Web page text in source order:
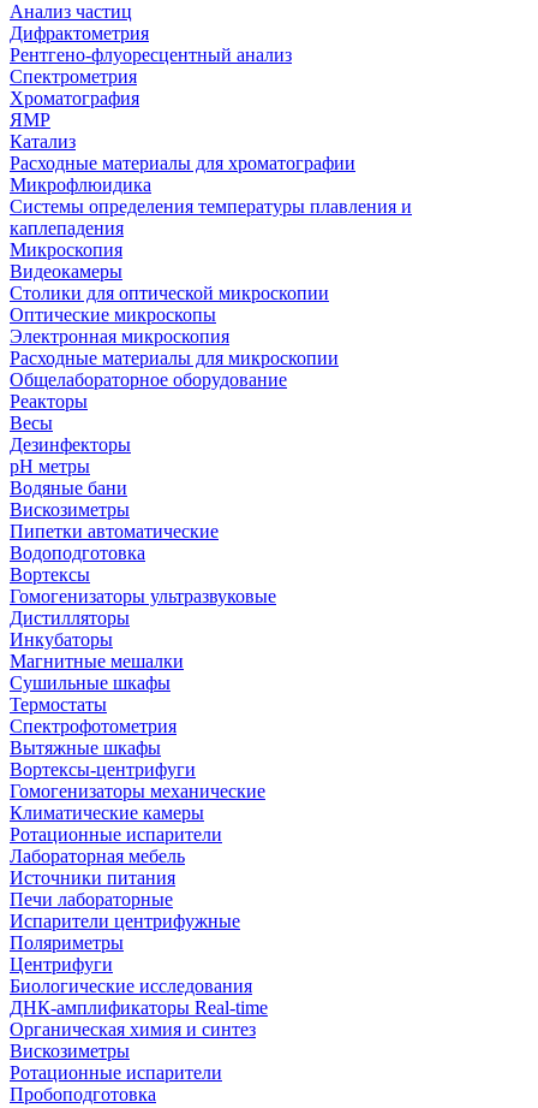
Анализ частиц
Дифрактометрия
Рентгено-флуоресцентный анализ
Спектрометрия
Хроматография
ЯМР
Катализ
Расходные материалы для хроматографии
Микрофлюидика
Системы определения температуры плавления и
каплепадения
Микроскопия
Видеокамеры
Столики для оптической микроскопии
Оптические микроскопы
Электронная микроскопия
Расходные материалы для микроскопии
Общелабораторное оборудование
Реакторы
Весы
Дезинфекторы
рН метры
Водяные бани
Вискозиметры
Пипетки автоматические
Водоподготовка
Вортексы
Гомогенизаторы ультразвуковые
Дистилляторы
Инкубаторы
Магнитные мешалки
Сушильные шкафы
Термостаты
Спектрофотометрия
Вытяжные шкафы
Вортексы-центрифуги
Гомогенизаторы механические
Климатические камеры
Ротационные испарители
Лабораторная мебель
Источники питания
Печи лабораторные
Испарители центрифужные
Поляриметры
Центрифуги
Биологические исследования
ДНК-амплификаторы Real-time
Органическая химия и синтез
Вискозиметры
Ротационные испарители
Пробоподготовка